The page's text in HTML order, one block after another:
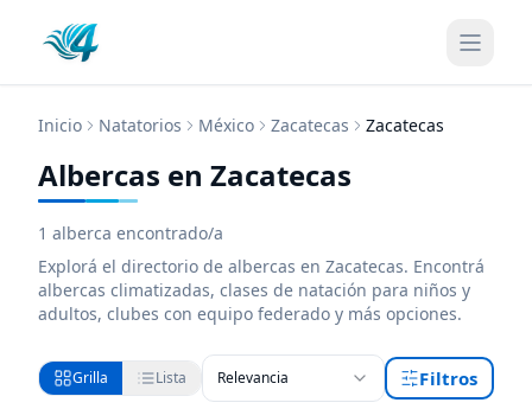
Inicio Natatorios México Zacatecas Zacatecas
Albercas en Zacatecas
1 alberca encontrado/a
Explorá el directorio de albercas en Zacatecas. Encontrá
albercas climatizadas, clases de natación para niños y
adultos, clubes con equipo federado y más opciones.
Grilla Lista Relevancia Filtros